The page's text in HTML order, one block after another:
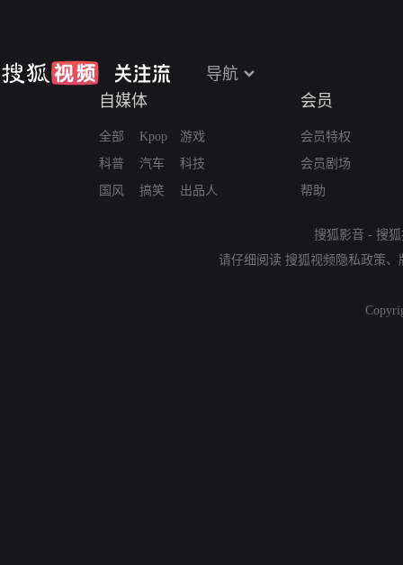
导航
自媒体
全部
科普
国风
Kpop
汽车
搞笑
游戏
科技
出品人
会员
会员特权
会员剧场
帮助
搜狐影音 - 搜
请仔细阅读 搜狐视频隐私政策、